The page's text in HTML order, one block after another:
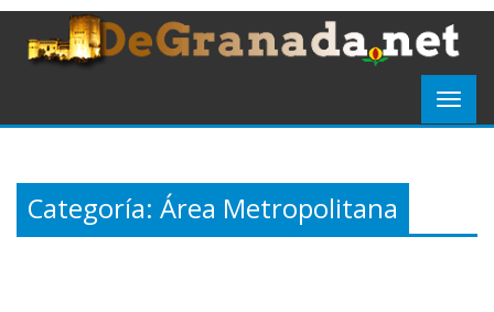
Categoría: Área Metropolitana